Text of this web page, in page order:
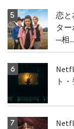
恋と
タ
─相...
ト